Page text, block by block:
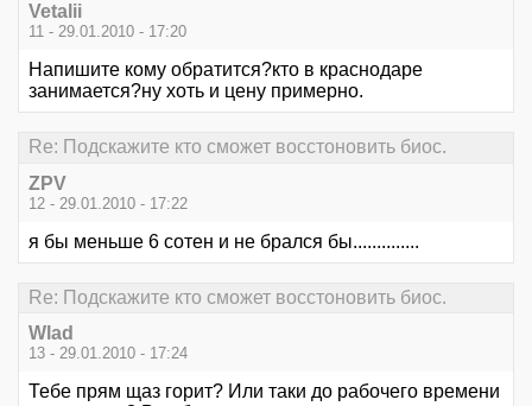
Vetalii
11 - 29.01.2010 - 17:20
Напишите кому обратится?кто в краснодаре
занимается?ну хоть и цену примерно.
Re: Подскажите кто сможет восстоновить биос.
ZPV
12 - 29.01.2010 - 17:22
я бы меньше 6 сотен и не брался бы..............
Re: Подскажите кто сможет восстоновить биос.
Wlad
13 - 29.01.2010 - 17:24
Тебе прям щаз горит? Или таки до рабочего времени